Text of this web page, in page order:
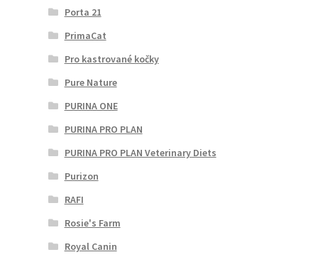
Porta 21
PrimaCat
Pro kastrované kočky
Pure Nature
PURINA ONE
PURINA PRO PLAN
PURINA PRO PLAN Veterinary Diets
Purizon
RAFI
Rosie's Farm
Royal Canin